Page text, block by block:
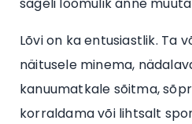
sageli loomulik anne
Lõvi on ka entusiastlik. Ta
näitusele minema,
kanuumatkale sõitma,
korraldama või lihtsalt